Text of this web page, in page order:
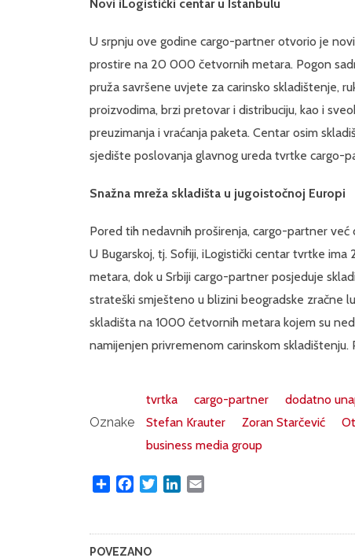
Novi iLogistički centar u Istanbulu
U srpnju ove godine cargo-partner otvorio je
prostire na 20 000 četvornih metara. Pogon
pruža savršene uvjete za carinsko skladištenje,
proizvodima, brzi pretovar i distribuciju, kao i
preuzimanja i vraćanja paketa. Centar osim
sjedište poslovanja glavnog ureda tvrtke cargo-
Snažna mreža skladišta u jugoistočnoj Europi
Pored tih nedavnih proširenja, cargo-partner
U Bugarskoj, tj. Sofiji, iLogistički centar tvrtke
metara, dok u Srbiji cargo-partner posjeduje
strateški smješteno u blizini beogradske zračne
skladišta na 1000 četvornih metara kojem su
namijenjen privremenom carinskom skladištenju.
Oznake
tvrtka cargo-partner dodatno
Stefan Krauter
Zoran Starčević
business media group
Share FacebookTwitterLinkedIn
POVEZANO